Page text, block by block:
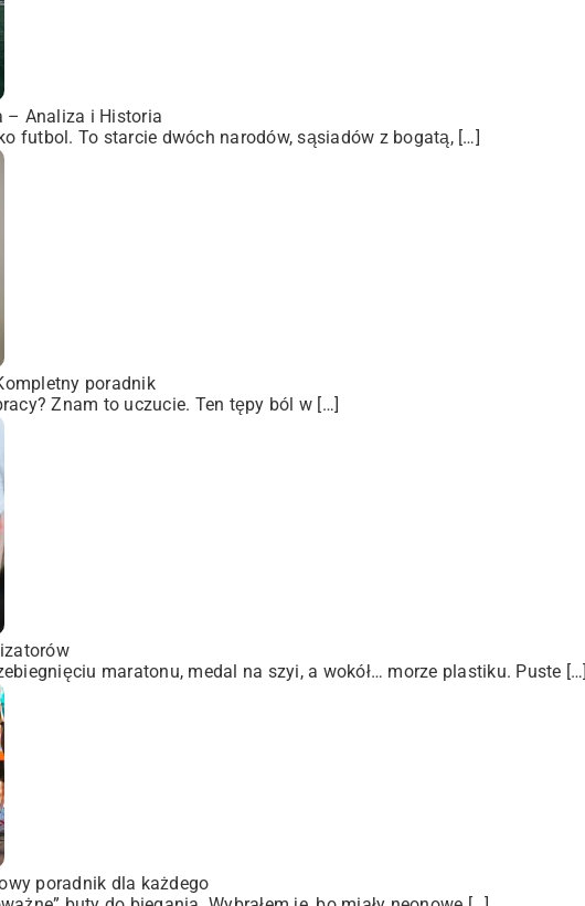
– Analiza i Historia
futbol. To starcie dwóch narodów, sąsiadów z bogatą, […]
poradnik
Znam to uczucie. Ten tępy ból w […]
maratonu, medal na szyi, a wokół… morze plastiku. Puste […]
poradnik dla każdego